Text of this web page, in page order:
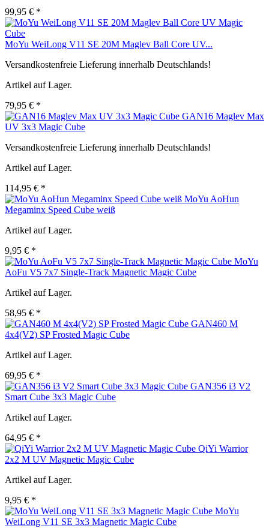
99,95 € *
MoYu WeiLong V11 SE 20M Maglev Ball Core UV...
Versandkostenfreie Lieferung innerhalb Deutschlands!
Artikel auf Lager.
79,95 € *
GAN16 Maglev Max
UV 3x3 Magic Cube
Versandkostenfreie Lieferung innerhalb Deutschlands!
Artikel auf Lager.
114,95 € *
MoYu AoHun
Megaminx Speed Cube weiß
Artikel auf Lager.
9,95 € *
MoYu
AoFu V5 7x7 Single-Track Magnetic Magic Cube
Artikel auf Lager.
58,95 € *
GAN460 M
4x4(V2) SP Frosted Magic Cube
Artikel auf Lager.
69,95 € *
GAN356 i3 V2
Smart Cube 3x3 Magic Cube
Artikel auf Lager.
64,95 € *
QiYi Warrior
2x2 M UV Magnetic Magic Cube
Artikel auf Lager.
9,95 € *
MoYu
WeiLong V11 SE 3x3 Magnetic Magic Cube